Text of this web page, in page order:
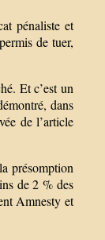
pénaliste et
de tuer,
Et c’est un
dans
de l’article
présomption
de 2 % des
Amnesty et